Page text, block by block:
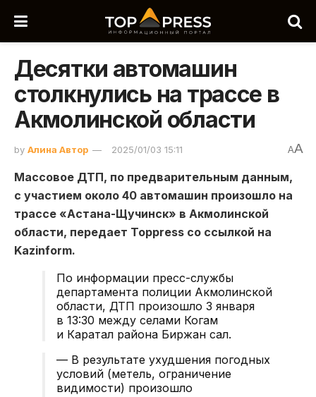
Десятки автомашин
столкнулись на трассе в
Акмолинской области
by Алина Автор 2025/01/03 15:11 AA
Массовое ДТП, по предварительным данным,
с участием около 40 автомашин произошло на
трассе «Астана-Щучинск» в Акмолинской
области, передает Toppress со ссылкой на
Kazinform.
По информации пресс-службы
департамента полиции Акмолинской
области, ДТП произошло 3 января
в 13:30 между селами Когам
и Каратал района Биржан сал.
— В результате ухудшения погодных
условий (метель, ограничение
видимости) произошло